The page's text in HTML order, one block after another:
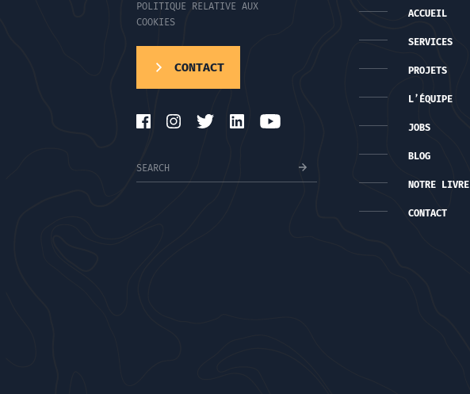
POLITIQUE RELATIVE AUX
COOKIES
CONTACT
ACCUEIL
SERVICES
PROJETS
L’ÉQUIPE
JOBS
BLOG
NOTRE LIVRE
CONTACT